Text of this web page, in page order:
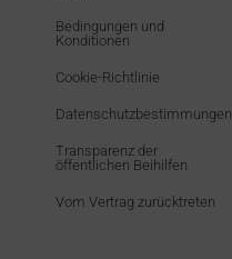
Bedingungen und
Konditionen
Cookie-Richtlinie
Datenschutzbestimmungen
Transparenz der
öffentlichen Beihilfen
Vom Vertrag zurücktreten